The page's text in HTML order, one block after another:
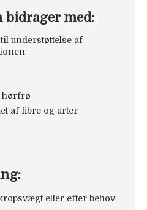
bidrager med:
understøttelse af
hørfrø
af fibre og urter
eller efter behov